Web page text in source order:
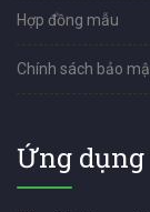
Hợp đồng mẫu
Chính sách bảo
Ứng